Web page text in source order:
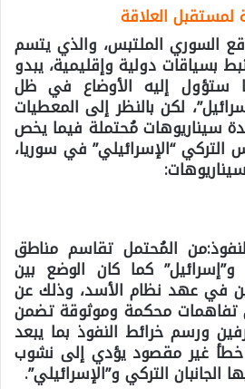
لمستقبل العلاقة
السوري الملتبس، والذي يتسم
بسياقات دولية وإقليمية، يبدو
ستؤول إليه الأوضاع في ظل
لكن بالنظر إلى المعطيات
سيناريوهات مُحتملة فيما يخص
التركي “الإسرائيلي” في سوريا،
من المُحتمل تقاسم مناطق
و”إسرائيل” كما كان الوضع بين
في عهد نظام الأسد، وذلك عن
تفاهمات محكمة وموثوقة تضمن
ورسم خرائط النفوذ بما يبعد
خطأ غير مقصود يؤدي إلى نشوب
الجانبان التركي و”الإسرائيلي”.